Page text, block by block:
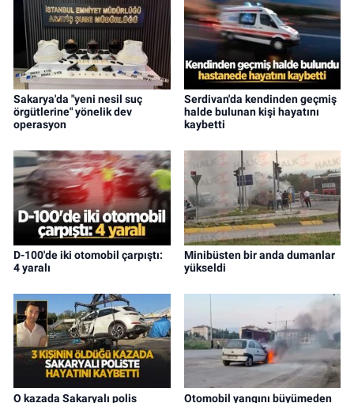
Sakarya'da "yeni nesil suç
örgütlerine" yönelik dev
operasyon
Serdivan'da kendinden geçmiş
halde bulunan kişi hayatını
kaybetti
D-100'de iki otomobil çarpıştı:
4 yaralı
Minibüsten bir anda dumanlar
yükseldi
O kazada Sakaryalı polis
Otomobil yangını büyümeden